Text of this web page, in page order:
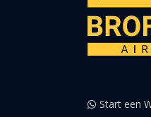
Start een